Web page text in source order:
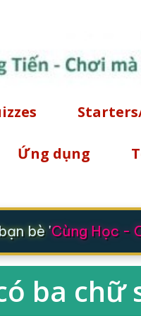
Ứng dụng
bè 'Cùng Học -
ba chữ